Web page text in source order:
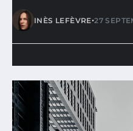
INÈS LEFÈVRE•27